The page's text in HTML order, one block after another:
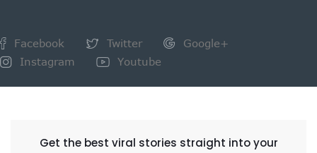
Facebook Twitter
Google+
Instagram
Youtube
Get the best viral stories straight into your